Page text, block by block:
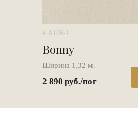
# A106-1
Bonny
Ширина 1,32 м.
2 890 руб./пог